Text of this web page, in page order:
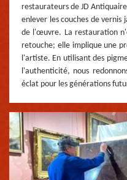
restaurateurs de JD
enlever les couches de
de l'œuvre. La restauration
retouche; elle implique une
l'artiste. En utilisant des
l'authenticité, nous
éclat pour les générations